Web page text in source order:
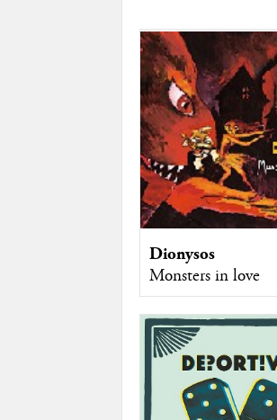
Dionysos
Monsters in love